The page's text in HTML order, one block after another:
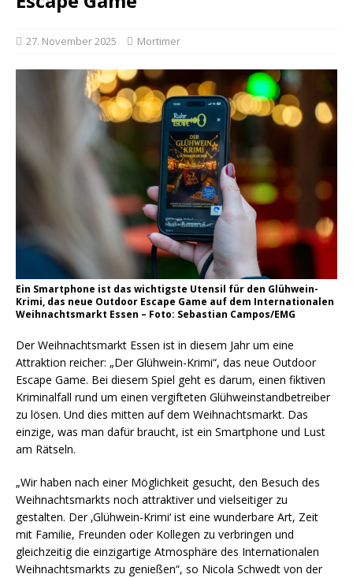
27. November 2025 Mortimer
Ein Smartphone ist das wichtigste Utensil für den Glühwein-
Krimi, das neue Outdoor Escape Game auf dem Internationalen
Weihnachtsmarkt Essen – Foto: Sebastian Campos/EMG
Der Weihnachtsmarkt Essen ist in diesem Jahr um eine
Attraktion reicher: „Der Glühwein-Krimi“, das neue Outdoor
Escape Game. Bei diesem Spiel geht es darum, einen fiktiven
Kriminalfall rund um einen vergifteten Glühweinstandbetreiber
zu lösen. Und dies mitten auf dem Weihnachtsmarkt. Das
einzige, was man dafür braucht, ist ein Smartphone und Lust
am Rätseln.
„Wir haben nach einer Möglichkeit gesucht, den Besuch des
Weihnachtsmarkts noch attraktiver und vielseitiger zu
gestalten. Der ‚Glühwein-Krimi‘ ist eine wunderbare Art, Zeit
mit Familie, Freunden oder Kollegen zu verbringen und
gleichzeitig die einzigartige Atmosphäre des Internationalen
Weihnachtsmarkts zu genießen“, so Nicola Schwedt von der